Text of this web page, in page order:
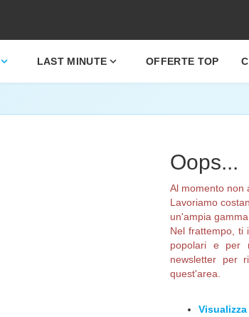
expand_more LAST MINUTE expand_more OFFERTE TOP
Oops...
Al momento non
Lavoriamo
un'ampia
Nel frattempo, ti
popolari e per
newsletter per
quest'area.